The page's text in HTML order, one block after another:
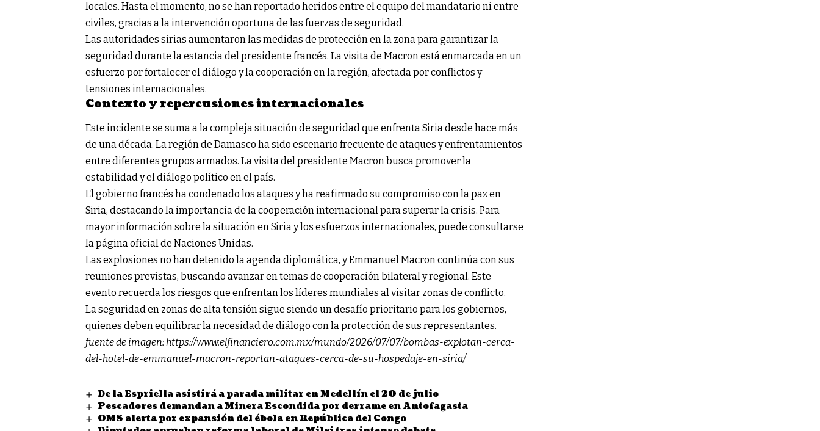
locales. Hasta el momento, no se han reportado heridos entre el equipo del mandatario ni entre
civiles, gracias a la intervención oportuna de las fuerzas de seguridad.
Las autoridades sirias aumentaron las medidas de protección en la zona para garantizar la
seguridad durante la estancia del presidente francés. La visita de Macron está enmarcada en un
esfuerzo por fortalecer el diálogo y la cooperación en la región, afectada por conflictos y
tensiones internacionales.
Contexto y repercusiones internacionales
Este incidente se suma a la compleja situación de seguridad que enfrenta Siria desde hace más
de una década. La región de Damasco ha sido escenario frecuente de ataques y enfrentamientos
entre diferentes grupos armados. La visita del presidente Macron busca promover la
estabilidad y el diálogo político en el país.
El gobierno francés ha condenado los ataques y ha reafirmado su compromiso con la paz en
Siria, destacando la importancia de la cooperación internacional para superar la crisis. Para
mayor información sobre la situación en Siria y los esfuerzos internacionales, puede consultarse
la página oficial de Naciones Unidas.
Las explosiones no han detenido la agenda diplomática, y Emmanuel Macron continúa con sus
reuniones previstas, buscando avanzar en temas de cooperación bilateral y regional. Este
evento recuerda los riesgos que enfrentan los líderes mundiales al visitar zonas de conflicto.
La seguridad en zonas de alta tensión sigue siendo un desafío prioritario para los gobiernos,
quienes deben equilibrar la necesidad de diálogo con la protección de sus representantes.
fuente de imagen:https://www.elfinanciero.com.mx/mundo/2026/07/07/bombas-explotan-cerca-
del-hotel-de-emmanuel-macron-reportan-ataques-cerca-de-su-hospedaje-en-siria/
De la Espriella asistirá a parada militar en Medellín el 20 de julio
Pescadores demandan a Minera Escondida por derrame en Antofagasta
OMS alerta por expansión del ébola en República del Congo